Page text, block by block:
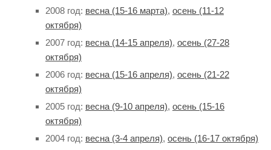
2008 год: весна (15-16 марта), осень (11-12
октября)
2007 год: весна (14-15 апреля), осень (27-28
октября)
2006 год: весна (15-16 апреля), осень (21-22
октября)
2005 год: весна (9-10 апреля), осень (15-16
октября)
2004 год: весна (3-4 апреля), осень (16-17 октября)